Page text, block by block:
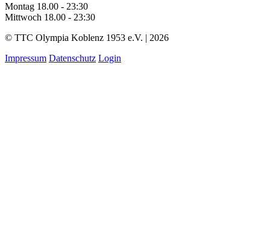
Montag 18.00 - 23:30
Mittwoch 18.00 - 23:30
© TTC Olympia Koblenz 1953 e.V. | 2026
Impressum Datenschutz Login